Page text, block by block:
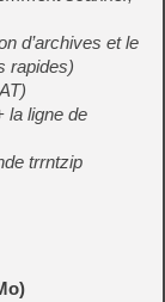
d’archives et le
rapides)
la ligne de
trrntzip